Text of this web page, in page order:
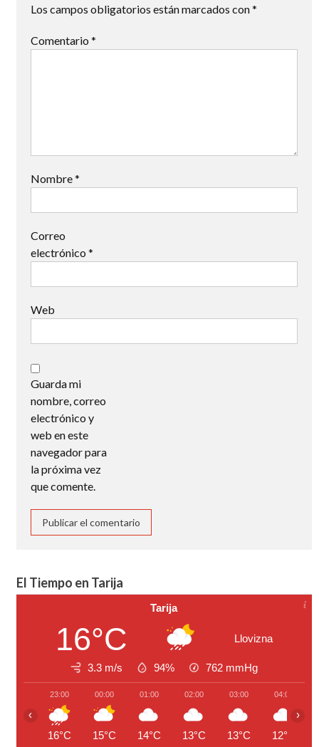
Los campos obligatorios están marcados con*
Comentario *
Nombre*
Correo
electrónico *
Web
Guarda mi
nombre, correo
electrónico y
web en este
navegador para
la próxima vez
que comente.
El Tiempo en Tarija
Tarija
16°C Llovizna
3.3 m/s 94% 762 mmHg
23:00
16°C
00:00
15°C
01:00
14°C
02:00
13°C
03:00
13°C
04:00
12°C
‹ ›